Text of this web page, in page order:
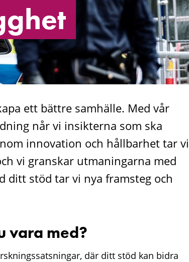
ett bättre samhälle. Med vår
når vi insikterna som ska
innovation och hållbarhet tar vi
vi granskar utmaningarna med
ditt stöd tar vi nya framsteg och
vara med?
där ditt stöd kan bidra